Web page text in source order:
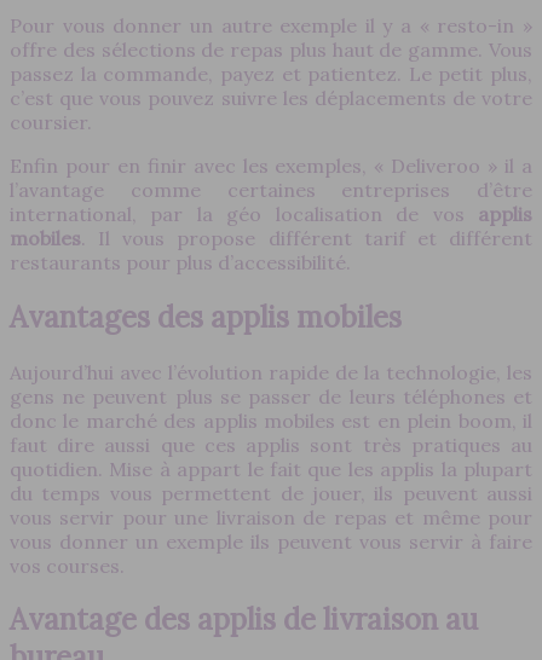
Pour vous donner un autre exemple il y a « resto-in »
offre des sélections de repas plus haut de gamme. Vous
passez la commande, payez et patientez. Le petit plus,
c’est que vous pouvez suivre les déplacements de votre
coursier.
Enfin pour en finir avec les exemples, « Deliveroo » il a
l’avantage comme certaines entreprises d’être
international, par la géo localisation de vos applis
mobiles. Il vous propose différent tarif et différent
restaurants pour plus d’accessibilité.
Avantages des applis mobiles
Aujourd’hui avec l’évolution rapide de la technologie, les
gens ne peuvent plus se passer de leurs téléphones et
donc le marché des applis mobiles est en plein boom, il
faut dire aussi que ces applis sont très pratiques au
quotidien. Mise à appart le fait que les applis la plupart
du temps vous permettent de jouer, ils peuvent aussi
vous servir pour une livraison de repas et même pour
vous donner un exemple ils peuvent vous servir à faire
vos courses.
Avantage des applis de livraison au